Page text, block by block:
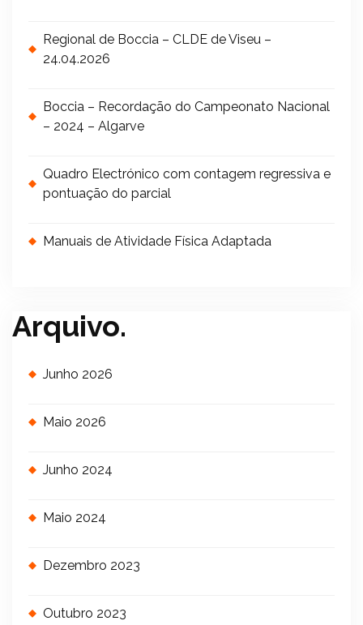
Regional de Boccia – CLDE de Viseu –
24.04.2026
Boccia – Recordação do Campeonato Nacional
– 2024 – Algarve
Quadro Electrónico com contagem regressiva e
pontuação do parcial
Manuais de Atividade Física Adaptada
Arquivo.
Junho 2026
Maio 2026
Junho 2024
Maio 2024
Dezembro 2023
Outubro 2023